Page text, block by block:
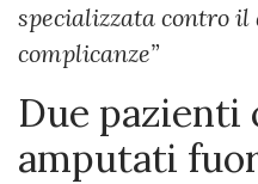
specializzata contro il
complicanze”
Due pazienti
amputati